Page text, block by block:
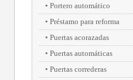
Portero automático
Préstamo para reforma
Puertas acorazadas
Puertas automáticas
Puertas correderas